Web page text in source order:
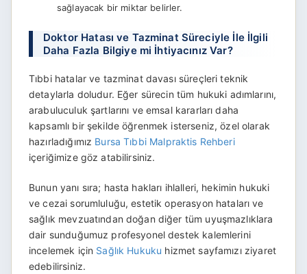
sağlayacak bir miktar belirler.
Doktor Hatası ve Tazminat Süreciyle İle İlgili
Daha Fazla Bilgiye mi İhtiyacınız Var?
Tıbbi hatalar ve tazminat davası süreçleri teknik
detaylarla doludur. Eğer sürecin tüm hukuki adımlarını,
arabuluculuk şartlarını ve emsal kararları daha
kapsamlı bir şekilde öğrenmek isterseniz, özel olarak
hazırladığımız Bursa Tıbbi Malpraktis Rehberi
içeriğimize göz atabilirsiniz.
Bunun yanı sıra; hasta hakları ihlalleri, hekimin hukuki
ve cezai sorumluluğu, estetik operasyon hataları ve
sağlık mevzuatından doğan diğer tüm uyuşmazlıklara
dair sunduğumuz profesyonel destek kalemlerini
incelemek için Sağlık Hukuku hizmet sayfamızı ziyaret
edebilirsiniz.